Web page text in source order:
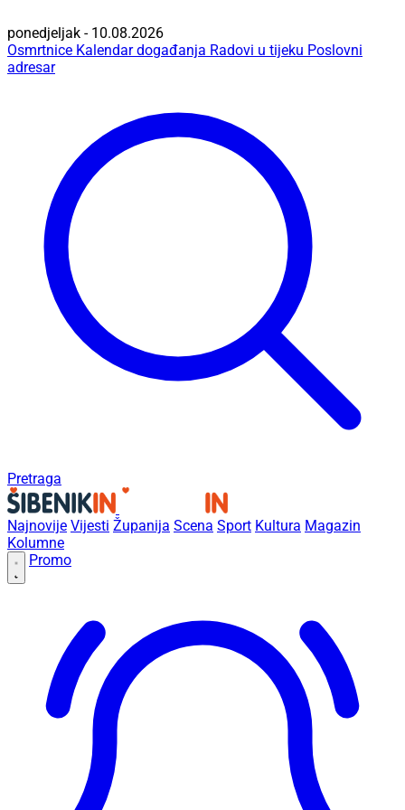
ponedjeljak - 10.08.2026
Osmrtnice Kalendar događanja Radovi u tijeku Poslovni
adresar
Pretraga
Najnovije Vijesti Županija Scena Sport Kultura Magazin
Kolumne
Promo